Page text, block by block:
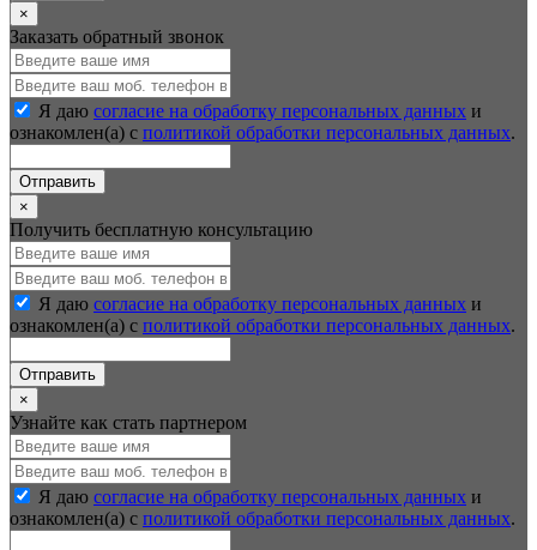
×
Заказать обратный звонок
Я даю согласие на обработку персональных данных и
ознакомлен(а) с политикой обработки персональных данных.
Отправить
×
Получить бесплатную консультацию
Я даю согласие на обработку персональных данных и
ознакомлен(а) с политикой обработки персональных данных.
Отправить
×
Узнайте как стать партнером
Я даю согласие на обработку персональных данных и
ознакомлен(а) с политикой обработки персональных данных.